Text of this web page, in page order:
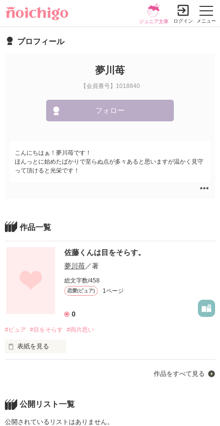
メニュー
ジュニア文庫 ログイン
プロフィール
夢川苺
【会員番号】1018840
フォロー
こんにちはぁ！夢川苺です！
ほんっとに始めたばかりで至らぬ点が多々あると思いますが温かく見守
って頂けると光栄です！
作品一覧
佐藤くんは目をそらす。
夢川苺／著
総文字数/458
恋愛(ピュア) 1ページ
0
#ピュア #目をそらす #両片思い
表紙を見る
__これは超絶ピュアな男の子と明るい女の子のおはなし。
作品をすべて見る
公開リスト一覧
公開されているリストはありません。